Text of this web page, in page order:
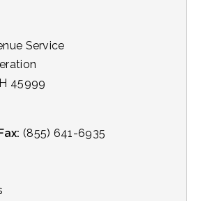
Service
45999
(855) 641-6935